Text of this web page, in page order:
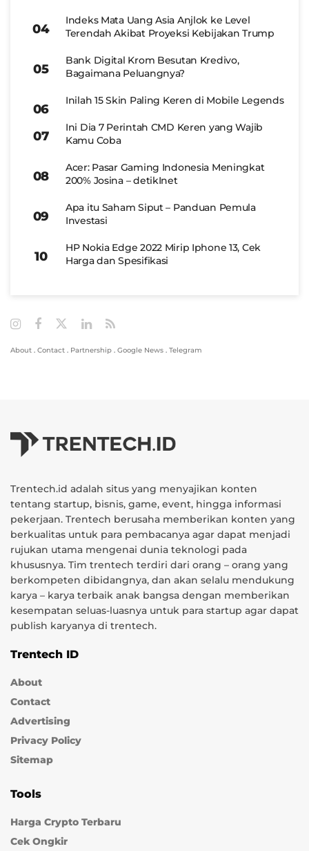
Indeks Mata Uang Asia Anjlok ke Level
Terendah Akibat Proyeksi Kebijakan Trump
Bank Digital Krom Besutan Kredivo,
Bagaimana Peluangnya?
Inilah 15 Skin Paling Keren di Mobile Legends
Ini Dia 7 Perintah CMD Keren yang Wajib
Kamu Coba
Acer: Pasar Gaming Indonesia Meningkat
200% Josina – detikInet
Apa itu Saham Siput – Panduan Pemula
Investasi
HP Nokia Edge 2022 Mirip Iphone 13, Cek
Harga dan Spesifikasi
About . Contact . Partnership . Google News . Telegram
Trentech.id adalah situs yang menyajikan konten
tentang startup, bisnis, game, event, hingga informasi
pekerjaan. Trentech berusaha memberikan konten yang
berkualitas untuk para pembacanya agar dapat menjadi
rujukan utama mengenai dunia teknologi pada
khususnya. Tim trentech terdiri dari orang – orang yang
berkompeten dibidangnya, dan akan selalu mendukung
karya – karya terbaik anak bangsa dengan memberikan
kesempatan seluas-luasnya untuk para startup agar dapat
publish karyanya di trentech.
Trentech ID
About
Contact
Advertising
Privacy Policy
Sitemap
Tools
Harga Crypto Terbaru
Cek Ongkir